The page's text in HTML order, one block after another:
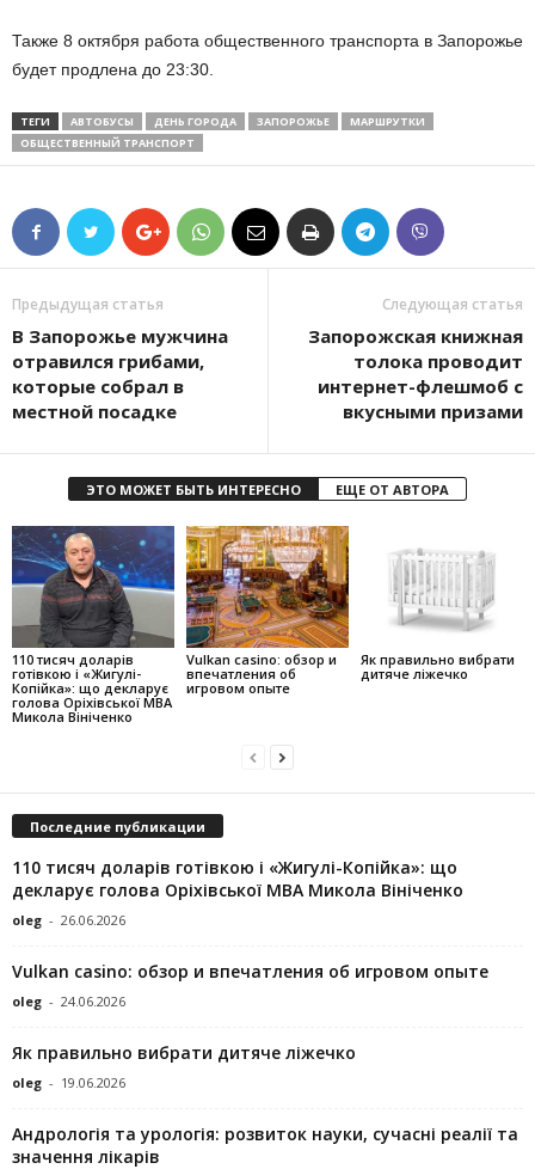
Также 8 октября работа общественного транспорта в Запорожье
будет продлена до 23:30.
ТЕГИ АВТОБУСЫ ДЕНЬ ГОРОДА ЗАПОРОЖЬЕ
МАРШРУТКИ
ОБЩЕСТВЕННЫЙ ТРАНСПОРТ
Предыдущая статья
В Запорожье мужчина
отравился грибами,
которые собрал в
местной посадке
Следующая статья
Запорожская книжная
толока проводит
интернет-флешмоб с
вкусными призами
ЭТО МОЖЕТ БЫТЬ ИНТЕРЕСНО ЕЩЕ ОТ АВТОРА
110 тисяч доларів
готівкою і «Жигулі-
Копійка»: що декларує
голова Оріхівської МВА
Микола Вініченко
Vulkan casino: обзор и
впечатления об
игровом опыте
Як правильно вибрати
дитяче ліжечко
Последние публикации
110 тисяч доларів готівкою і «Жигулі-Копійка»: що
декларує голова Оріхівської МВА Микола Вініченко
oleg - 26.06.2026
Vulkan casino: обзор и впечатления об игровом опыте
oleg - 24.06.2026
Як правильно вибрати дитяче ліжечко
oleg - 19.06.2026
Андрологія та урологія: розвиток науки, сучасні реалії та
значення лікарів